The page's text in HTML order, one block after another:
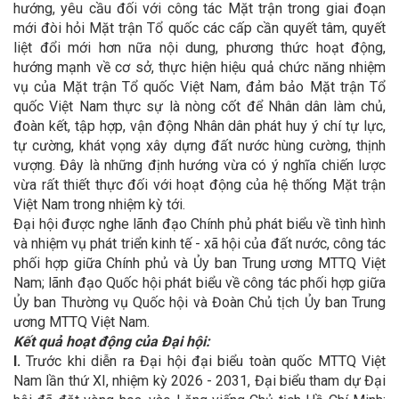
hướng, yêu cầu đối với công tác Mặt trận trong giai đoạn
mới đòi hỏi Mặt trận Tổ quốc các cấp cần quyết tâm, quyết
liệt đổi mới hơn nữa nội dung, phương thức hoạt động,
hướng mạnh về cơ sở, thực hiện hiệu quả chức năng nhiệm
vụ của Mặt trận Tổ quốc Việt Nam, đảm bảo Mặt trận Tổ
quốc Việt Nam thực sự là nòng cốt để Nhân dân làm chủ,
đoàn kết, tập hợp, vận động Nhân dân phát huy ý chí tự lực,
tự cường, khát vọng xây dựng đất nước hùng cường, thịnh
vượng. Đây là những định hướng vừa có ý nghĩa chiến lược
vừa rất thiết thực đối với hoạt động của hệ thống Mặt trận
Việt Nam trong nhiệm kỳ tới.
Đại hội được nghe lãnh đạo Chính phủ phát biểu về tình hình
và nhiệm vụ phát triển kinh tế - xã hội của đất nước, công tác
phối hợp giữa Chính phủ và Ủy ban Trung ương MTTQ Việt
Nam; lãnh đạo Quốc hội phát biểu về công tác phối hợp giữa
Ủy ban Thường vụ Quốc hội và Đoàn Chủ tịch Ủy ban Trung
ương MTTQ Việt Nam.
Kết quả hoạt động của Đại hội:
I. Trước khi diễn ra Đại hội đại biểu toàn quốc MTTQ Việt
Nam lần thứ XI, nhiệm kỳ 2026 - 2031, Đại biểu tham dự Đại